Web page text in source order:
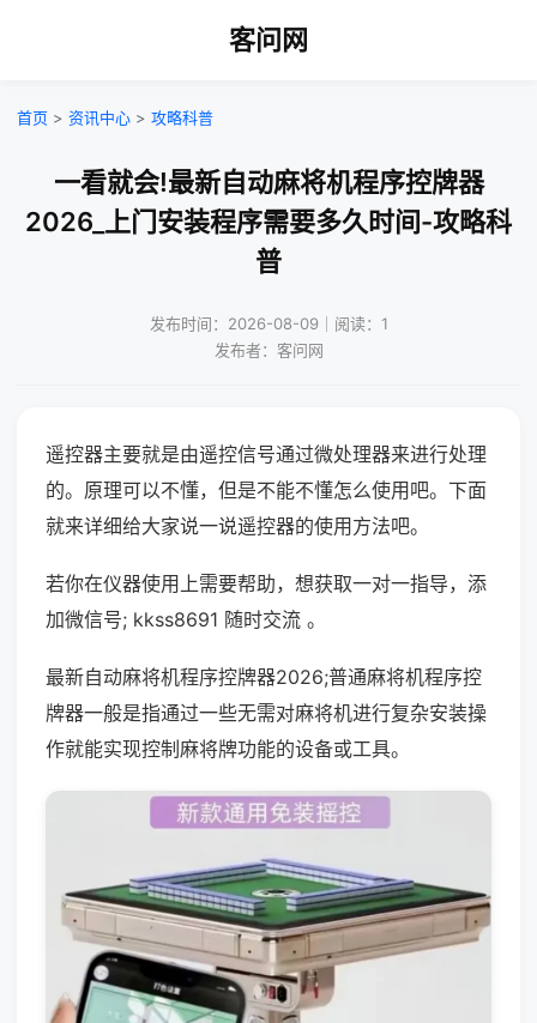
客问网
首页 > 资讯中心 > 攻略科普
一看就会!最新自动麻将机程序控牌器
2026_上门安装程序需要多久时间-攻略科
普
发布时间：2026-08-09｜阅读：1
发布者：客问网
遥控器主要就是由遥控信号通过微处理器来进行处理
的。原理可以不懂，但是不能不懂怎么使用吧。下面
就来详细给大家说一说遥控器的使用方法吧。
若你在仪器使用上需要帮助，想获取一对一指导，添
加微信号; kkss8691 随时交流 。
最新自动麻将机程序控牌器2026;普通麻将机程序控
牌器一般是指通过一些无需对麻将机进行复杂安装操
作就能实现控制麻将牌功能的设备或工具。